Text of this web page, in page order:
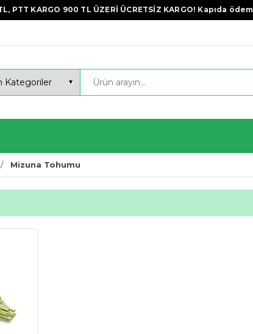
PTT KARGO 900 TL ÜZERİ ÜCRETSİZ KARGO! Kapıda
Mizuna Tohumu